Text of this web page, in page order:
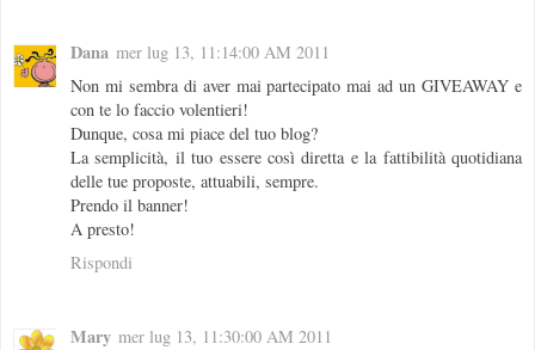
Dana mer lug 13, 11:14:00 AM 2011
Non mi sembra di aver mai partecipato mai ad un GIVEAWAY e
con te lo faccio volentieri!
Dunque, cosa mi piace del tuo blog?
La semplicità, il tuo essere così diretta e la fattibilità quotidiana
delle tue proposte, attuabili, sempre.
Prendo il banner!
A presto!
Rispondi
Mary mer lug 13, 11:30:00 AM 2011